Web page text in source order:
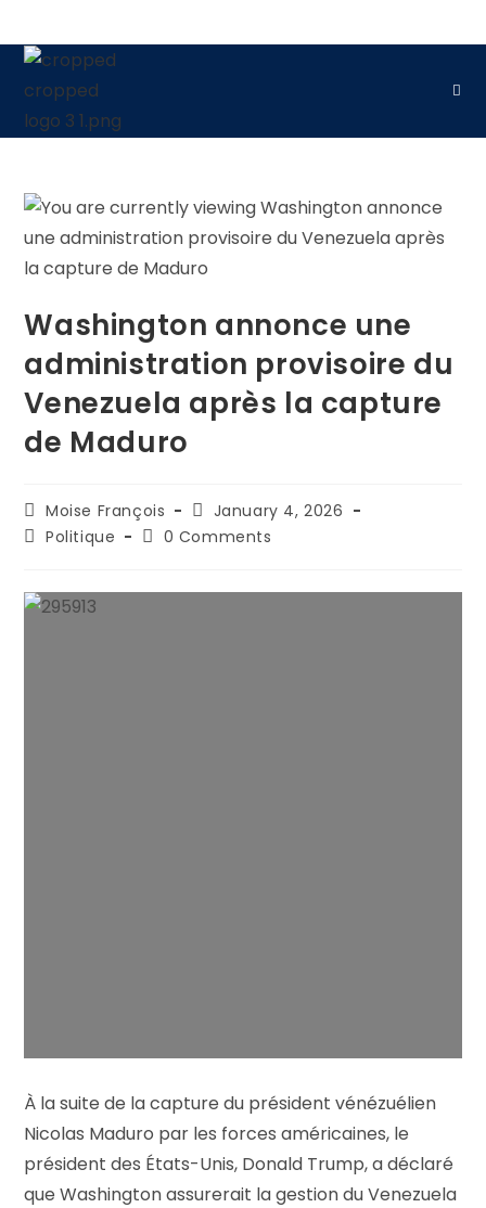
Washington annonce une
administration provisoire du
Venezuela après la capture
de Maduro
Moise François
January 4, 2026
Politique
0 Comments
À la suite de la capture du président vénézuélien
Nicolas Maduro par les forces américaines, le
président des États-Unis, Donald Trump, a déclaré
que Washington assurerait la gestion du Venezuela